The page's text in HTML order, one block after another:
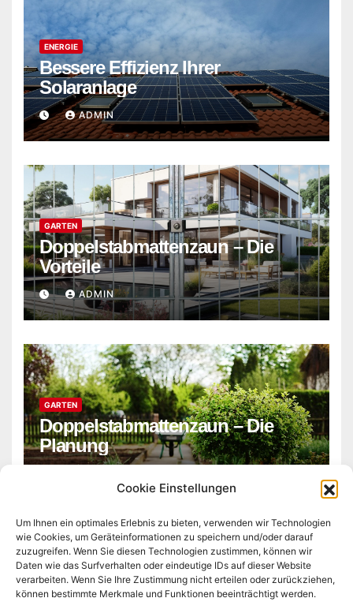
Cookie Einstellungen
Um Ihnen ein optimales Erlebnis zu bieten, verwenden wir Technologien
wie Cookies, um Geräteinformationen zu speichern und/oder darauf
zuzugreifen. Wenn Sie diesen Technologien zustimmen, können wir
Daten wie das Surfverhalten oder eindeutige IDs auf dieser Website
verarbeiten. Wenn Sie Ihre Zustimmung nicht erteilen oder zurückziehen,
können bestimmte Merkmale und Funktionen beeinträchtigt werden.
ENERGIE
Bessere Effizienz Ihrer
Solaranlage
ADMIN
GARTEN
Doppelstabmattenzaun – Die
Vorteile
ADMIN
GARTEN
Doppelstabmattenzaun – Die
Planung